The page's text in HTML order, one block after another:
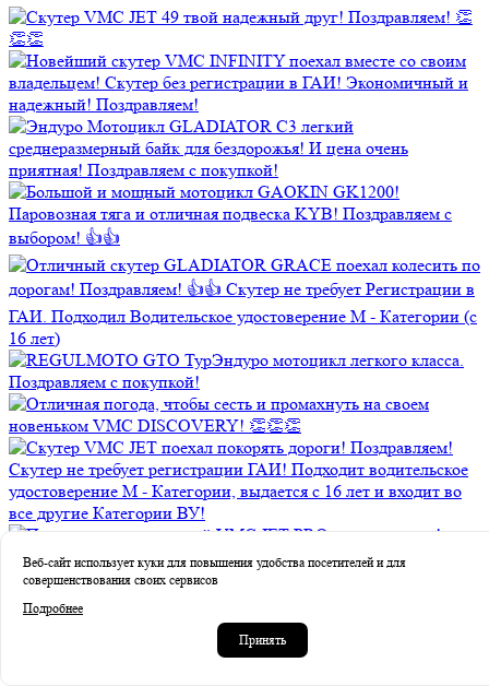
Веб-сайт использует куки для повышения удобства посетителей и для
совершенствования своих сервисов
Подробнее
Принять